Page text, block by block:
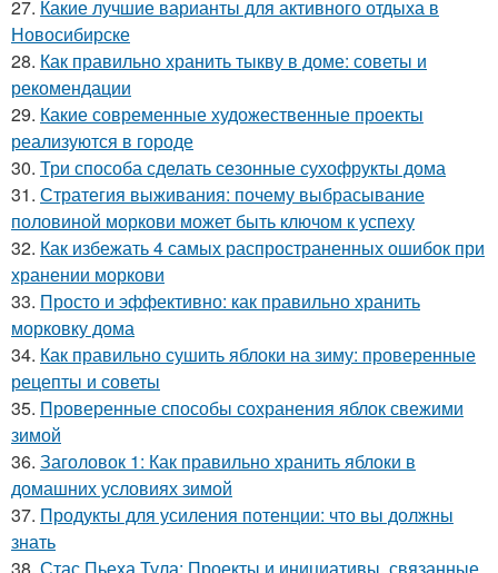
27. Какие лучшие варианты для активного отдыха в
Новосибирске
28. Как правильно хранить тыкву в доме: советы и
рекомендации
29. Какие современные художественные проекты
реализуются в городе
30. Три способа сделать сезонные сухофрукты дома
31. Стратегия выживания: почему выбрасывание
половиной моркови может быть ключом к успеху
32. Как избежать 4 самых распространенных ошибок при
хранении моркови
33. Просто и эффективно: как правильно хранить
морковку дома
34. Как правильно сушить яблоки на зиму: проверенные
рецепты и советы
35. Проверенные способы сохранения яблок свежими
зимой
36. Заголовок 1: Как правильно хранить яблоки в
домашних условиях зимой
37. Продукты для усиления потенции: что вы должны
знать